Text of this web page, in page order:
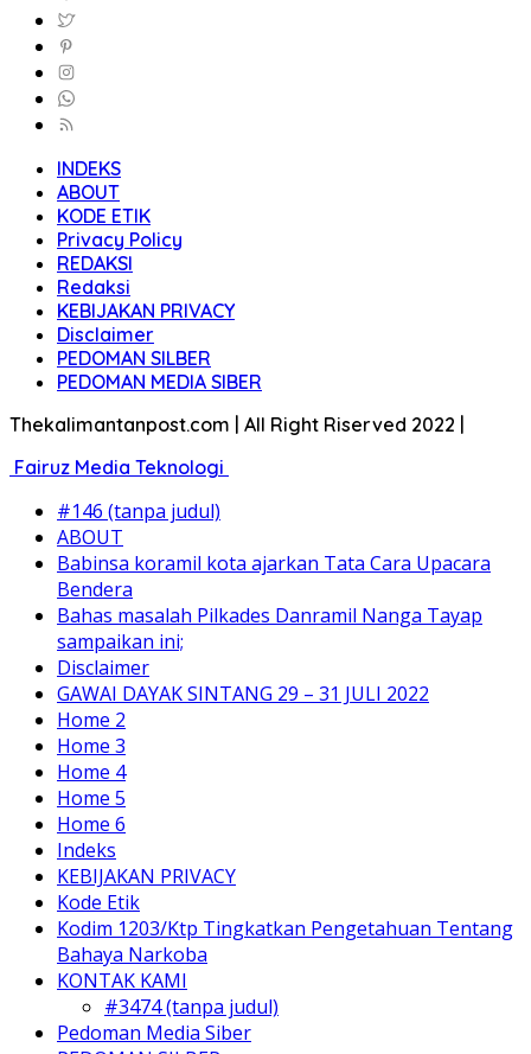
INDEKS
ABOUT
KODE ETIK
Privacy Policy
REDAKSI
Redaksi
KEBIJAKAN PRIVACY
Disclaimer
PEDOMAN SILBER
PEDOMAN MEDIA SIBER
Thekalimantanpost.com | All Right Riserved 2022 |
Fairuz Media Teknologi
#146 (tanpa judul)
ABOUT
Babinsa koramil kota ajarkan Tata Cara Upacara
Bendera
Bahas masalah Pilkades Danramil Nanga Tayap
sampaikan ini;
Disclaimer
GAWAI DAYAK SINTANG 29 – 31 JULI 2022
Home 2
Home 3
Home 4
Home 5
Home 6
Indeks
KEBIJAKAN PRIVACY
Kode Etik
Kodim 1203/Ktp Tingkatkan Pengetahuan Tentang
Bahaya Narkoba
KONTAK KAMI
#3474 (tanpa judul)
Pedoman Media Siber